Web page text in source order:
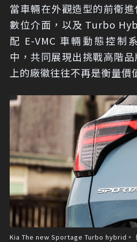
當車輛在外觀造型的前衛
數位介面，以及 Turbo
配 E-VMC 車輛動態控制
中，共同展現出挑戰高階
上的廠徽往往不再是衡量價
Kia The new Sportage Turbo hybrid。